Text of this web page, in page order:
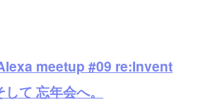
meetup #09 re:Invent
て 忘年会へ。